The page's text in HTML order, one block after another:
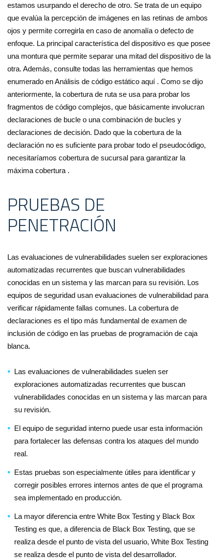
estamos usurpando el derecho de otro. Se trata de un equipo
que evalúa la percepción de imágenes en las retinas de ambos
ojos y permite corregirla en caso de anomalía o defecto de
enfoque. La principal característica del dispositivo es que posee
una montura que permite separar una mitad del dispositivo de la
otra. Además, consulte todas las herramientas que hemos
enumerado en Análisis de código estático aquí . Como se dijo
anteriormente, la cobertura de ruta se usa para probar los
fragmentos de código complejos, que básicamente involucran
declaraciones de bucle o una combinación de bucles y
declaraciones de decisión. Dado que la cobertura de la
declaración no es suficiente para probar todo el pseudocódigo,
necesitaríamos cobertura de sucursal para garantizar la
máxima cobertura .
PRUEBAS DE
PENETRACIÓN
Las evaluaciones de vulnerabilidades suelen ser exploraciones
automatizadas recurrentes que buscan vulnerabilidades
conocidas en un sistema y las marcan para su revisión. Los
equipos de seguridad usan evaluaciones de vulnerabilidad para
verificar rápidamente fallas comunes. La cobertura de
declaraciones es el tipo más fundamental de examen de
inclusión de código en las pruebas de programación de caja
blanca.
Las evaluaciones de vulnerabilidades suelen ser
exploraciones automatizadas recurrentes que buscan
vulnerabilidades conocidas en un sistema y las marcan para
su revisión.
El equipo de seguridad interno puede usar esta información
para fortalecer las defensas contra los ataques del mundo
real.
Estas pruebas son especialmente útiles para identificar y
corregir posibles errores internos antes de que el programa
sea implementado en producción.
La mayor diferencia entre White Box Testing y Black Box
Testing es que, a diferencia de Black Box Testing, que se
realiza desde el punto de vista del usuario, White Box Testing
se realiza desde el punto de vista del desarrollador.